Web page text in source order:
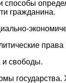
способы
гражданина.
свободы.
государства.